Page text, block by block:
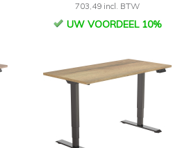
703,49 incl. BTW
UW VOORDEEL 10%